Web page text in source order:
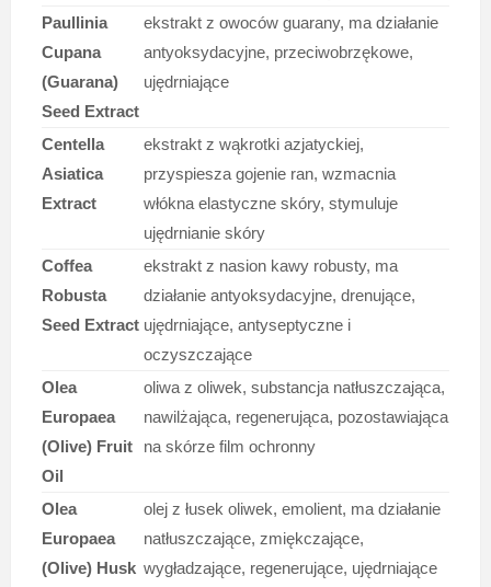
Paullinia
Cupana
(Guarana)
Seed Extract
ekstrakt z owoców guarany, ma działanie
antyoksydacyjne, przeciwobrzękowe,
ujędrniające
Centella
Asiatica
Extract
ekstrakt z wąkrotki azjatyckiej,
przyspiesza gojenie ran, wzmacnia
włókna elastyczne skóry, stymuluje
ujędrnianie skóry
Coffea
Robusta
Seed Extract
ekstrakt z nasion kawy robusty, ma
działanie antyoksydacyjne, drenujące,
ujędrniające, antyseptyczne i
oczyszczające
Olea
Europaea
(Olive) Fruit
Oil
oliwa z oliwek, substancja natłuszczająca,
nawilżająca, regenerująca, pozostawiająca
na skórze film ochronny
Olea
Europaea
(Olive) Husk
olej z łusek oliwek, emolient, ma działanie
natłuszczające, zmiękczające,
wygładzające, regenerujące, ujędrniające